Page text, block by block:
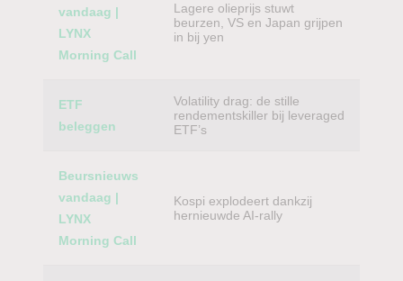
vandaag |
LYNX
Morning Call
Lagere olieprijs stuwt
beurzen, VS en Japan grijpen
in bij yen
ETF
beleggen
Volatility drag: de stille
rendementskiller bij leveraged
ETF’s
Beursnieuws
vandaag |
LYNX
Morning Call
Kospi explodeert dankzij
hernieuwde AI-rally